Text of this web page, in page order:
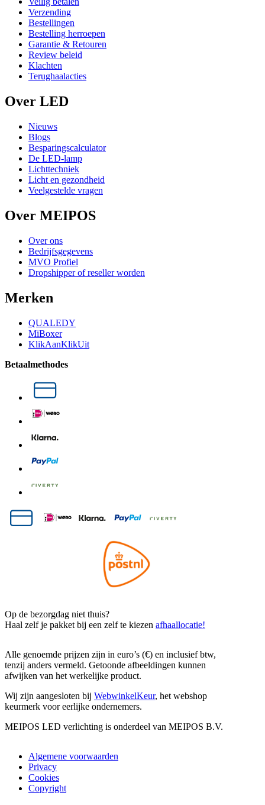
Verzending
Bestellingen
Bestelling herroepen
Garantie & Retouren
Review beleid
Klachten
Terughaalacties
Over LED
Nieuws
Blogs
Besparingscalculator
De LED-lamp
Lichttechniek
Licht en gezondheid
Veelgestelde vragen
Over MEIPOS
Over ons
Bedrijfsgegevens
MVO Profiel
Dropshipper of reseller worden
Merken
QUALEDY
MiBoxer
KlikAanKlikUit
Betaalmethodes
Op de bezorgdag niet thuis?
Haal zelf je pakket bij een zelf te kiezen afhaallocatie!
Alle genoemde prijzen zijn in euro’s (€) en inclusief btw,
tenzij anders vermeld. Getoonde afbeeldingen kunnen
afwijken van het werkelijke product.
Wij zijn aangesloten bij WebwinkelKeur, het webshop
keurmerk voor eerlijke ondernemers.
MEIPOS LED verlichting is onderdeel van MEIPOS B.V.
Algemene voorwaarden
Privacy
Cookies
Copyright